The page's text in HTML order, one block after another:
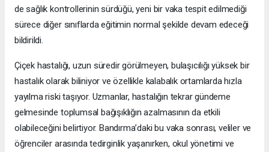
de sağlık kontrollerinin sürdüğü, yeni bir vaka tespit edilmediği
sürece diğer sınıflarda eğitimin normal şekilde devam edeceği
bildirildi.
Çiçek hastalığı, uzun süredir görülmeyen, bulaşıcılığı yüksek bir
hastalık olarak biliniyor ve özellikle kalabalık ortamlarda hızla
yayılma riski taşıyor. Uzmanlar, hastalığın tekrar gündeme
gelmesinde toplumsal bağışıklığın azalmasının da etkili
olabileceğini belirtiyor. Bandırma’daki bu vaka sonrası, veliler ve
öğrenciler arasında tedirginlik yaşanırken, okul yönetimi ve